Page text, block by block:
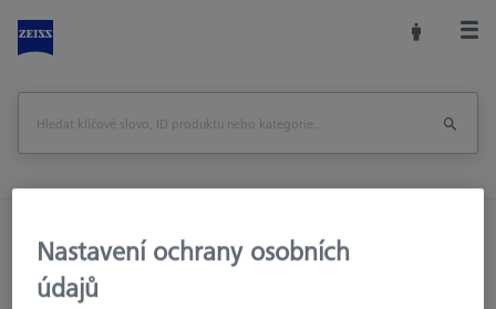
Upínací zařízení
Spojovací prvky
Spoj - M6 dlouhý, AF25, 10 kusů
Nastavení ochrany osobních
údajů